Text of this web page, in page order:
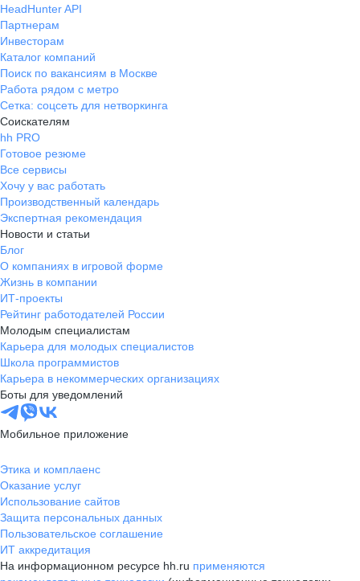
HeadHunter API
Партнерам
Инвесторам
Каталог компаний
Поиск по вакансиям в Москве
Работа рядом с метро
Сетка: соцсеть для нетворкинга
Соискателям
hh PRO
Готовое резюме
Все сервисы
Хочу у вас работать
Производственный календарь
Экспертная рекомендация
Новости и статьи
Блог
О компаниях в игровой форме
Жизнь в компании
ИТ-проекты
Рейтинг работодателей России
Молодым специалистам
Карьера для молодых специалистов
Школа программистов
Карьера в некоммерческих организациях
Боты для уведомлений
Мобильное приложение
Этика и комплаенс
Оказание услуг
Использование сайтов
Защита персональных данных
Пользовательское соглашение
ИТ аккредитация
На информационном ресурсе hh.ru применяются